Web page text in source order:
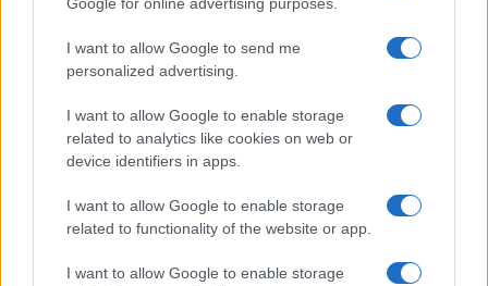
I want to allow Google to send me
personalized advertising.
I want to allow Google to enable storage
related to analytics like cookies on web or
device identifiers in apps.
I want to allow Google to enable storage
related to functionality of the website or app.
I want to allow Google to enable storage
SVIJET
25.01.26. 22:59
UN osudio Iran i naredio istragu krvavog gušenja
Saznaj više